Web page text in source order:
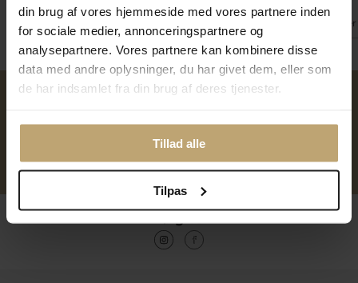
din brug af vores hjemmeside med vores partnere inden
for sociale medier, annonceringspartnere og
analysepartnere. Vores partnere kan kombinere disse
data med andre oplysninger, du har givet dem, eller som
de har indsamlet fra din brug af deres tjenester.
Tillad alle
Tilpas
På lager På lager
Personlig kundeservice
Reparation af smykker og
ure